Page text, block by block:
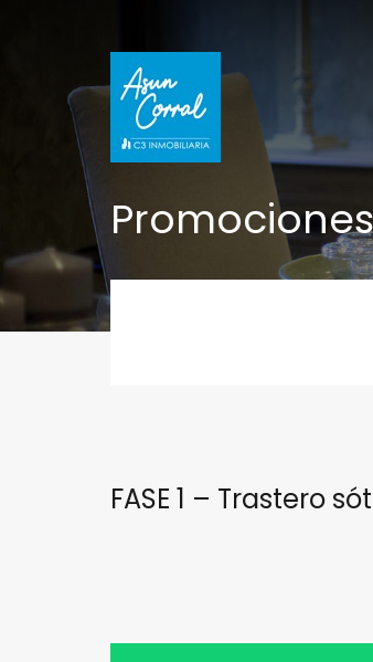
Promociones
FASE 1 – Trastero